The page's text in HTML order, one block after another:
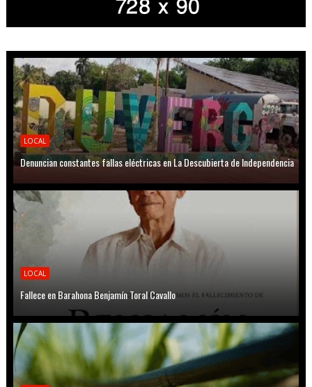
LOCAL
Denuncian constantes fallas eléctricas en La Descubierta de Independencia
LOCAL
Fallece en Barahona Benjamín Toral Cavallo